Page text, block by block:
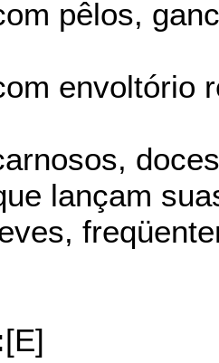
pêlos,
envoltório
lançam
[E]